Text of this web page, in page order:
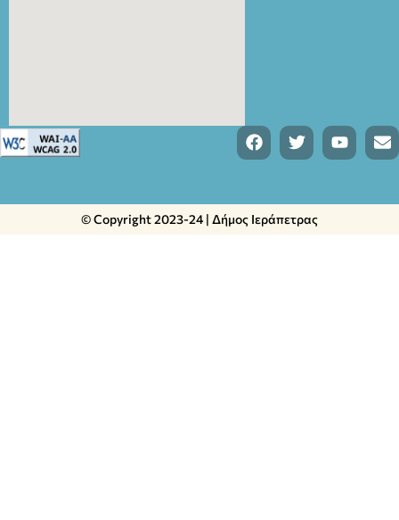
© Copyright 2023-24 | Δήμος Ιεράπετρας